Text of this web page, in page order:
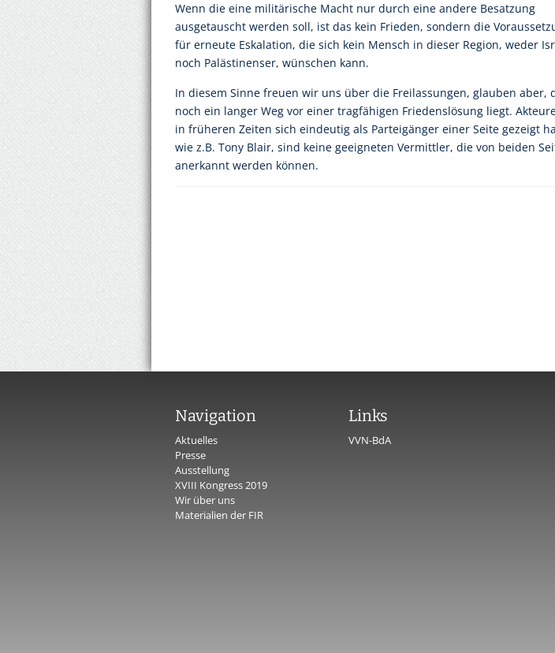
Wenn die eine militärische Macht nur durch eine andere Besatzung
ausgetauscht werden soll, ist das kein Frieden, sondern die
für erneute Eskalation, die sich kein Mensch in dieser Region, weder
noch Palästinenser, wünschen kann.
In diesem Sinne freuen wir uns über die Freilassungen, glauben aber,
noch ein langer Weg vor einer tragfähigen Friedenslösung liegt.
in früheren Zeiten sich eindeutig als Parteigänger einer Seite gezeigt
wie z.B. Tony Blair, sind keine geeigneten Vermittler, die von beiden
anerkannt werden können.
Navigation
Aktuelles
Presse
Ausstellung
XVIII Kongress 2019
Wir über uns
Materialien der FIR
Links
VVN-BdA